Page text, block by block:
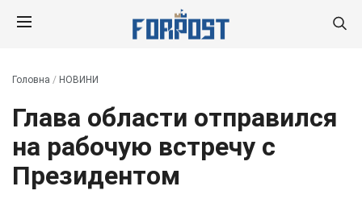
Головна / НОВИНИ
Глава области отправился
на рабочую встречу с
Президентом